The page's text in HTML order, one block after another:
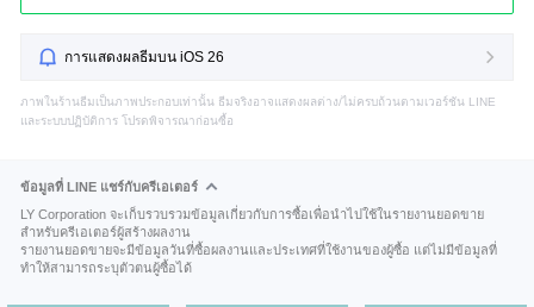
การแสดงผลธีมบน iOS 26
ภาพในร้านธีมเป็นภาพประกอบเท่านั้น ธีมจริงอาจแสดงผลต่าง/ไม่ครบถ้วนตามเวอร์ชัน LINE
และระบบปฏิบัติการ โปรดพิจารณาก่อนซื้อ
ข้อมูลที่ LINE แชร์กับครีเอเตอร์
LY Corporation จะเก็บรวบรวมข้อมูลเกี่ยวกับการซื้อเพื่อนำไปใช้ในรายงานยอดขาย
สำหรับครีเอเตอร์ผู้สร้างผลงาน
รายงานยอดขายจะมีข้อมูลวันที่ซื้อผลงานและประเทศที่ใช้งานของผู้ซื้อ แต่ไม่มีข้อมูลที่
ทำให้สามารถระบุตัวตนผู้ซื้อได้